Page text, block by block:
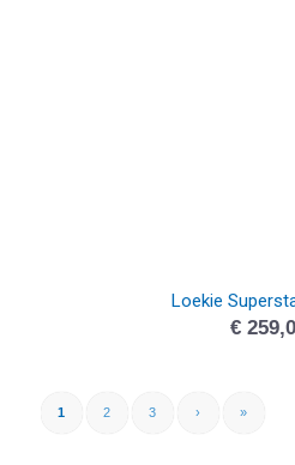
Loekie
€
1 2 3 › »